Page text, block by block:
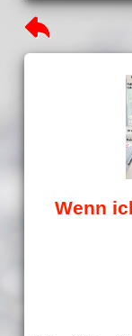
Wenn